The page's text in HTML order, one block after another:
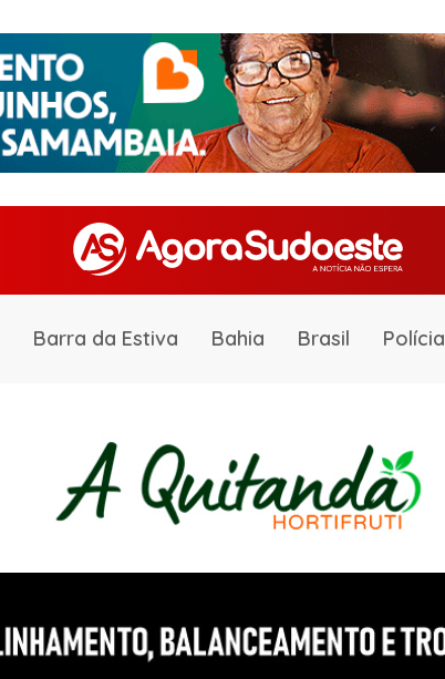
Barra da Estiva Bahia Brasil Polícia